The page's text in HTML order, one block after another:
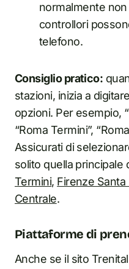
normalmente
controllori
telefono.
Consiglio pratico:
stazioni, inizia a
opzioni. Per esempio,
“Roma Termini”,
Assicurati di
solito quella principale
Termini, Firenze Santa
Centrale.
Piattaforme di
Anche se il sito